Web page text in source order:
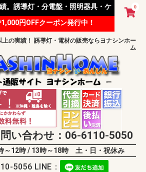
0
。誘導灯・分電盤・照明器具・ケ
資材を取り扱っています。
円OFFクーポン発行中！
上の実績！ 誘導灯・電材の販売ならヨナシンホー
ム
い合わせ：06-6110-5050
～12時 / 13時～18時 土・日・祝休み
5056 LINE：